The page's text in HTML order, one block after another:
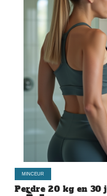
MINCEUR
Perdre 20 kg en 30